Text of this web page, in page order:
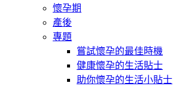
懷孕期
產後
專題
嘗試懷孕的最佳時機
健康懷孕的生活貼士
助你懷孕的生活小貼士